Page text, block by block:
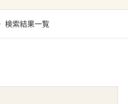
検索結果一覧